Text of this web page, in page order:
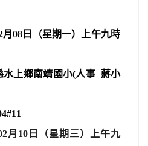
月08 日
（星期一）上午九時
水上鄉南靖國小(人事 蔣小
月 10 日（星期三）上午九